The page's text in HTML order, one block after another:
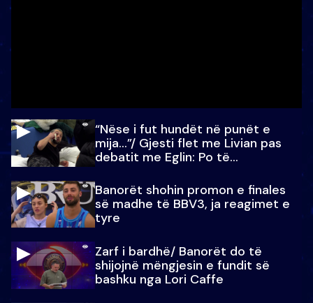
“Nëse i fut hundët në punët e
mija…”/ Gjesti flet me Livian pas
debatit me Eglin: Po të
Banorët shohin promon e finales
së madhe të BBV3, ja reagimet e
tyre
Zarf i bardhë/ Banorët do të
shijojnë mëngjesin e fundit së
bashku nga Lori Caffe